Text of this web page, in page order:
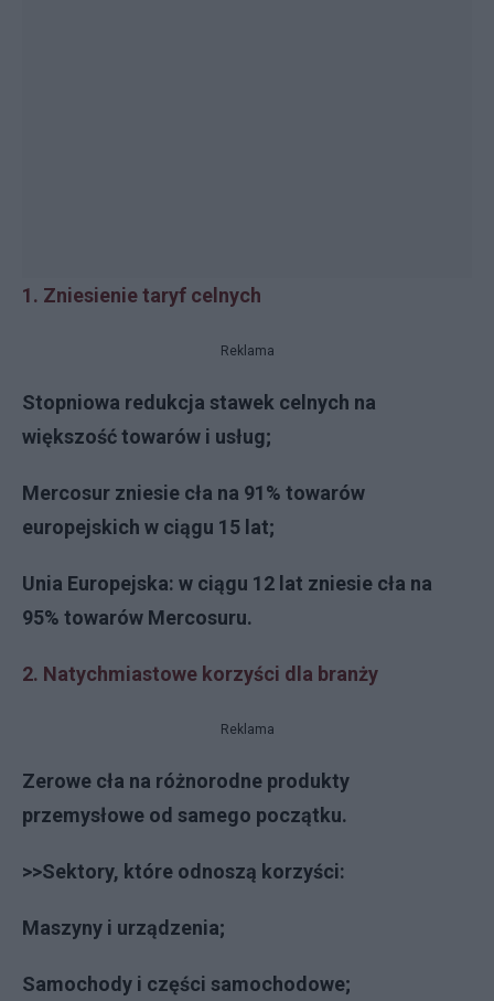
1. Zniesienie taryf celnych
Reklama
Stopniowa redukcja stawek celnych na
większość towarów i usług;
Mercosur zniesie cła na 91% towarów
europejskich w ciągu 15 lat;
Unia Europejska: w ciągu 12 lat zniesie cła na
95% towarów Mercosuru.
2. Natychmiastowe korzyści dla branży
Reklama
Zerowe cła na różnorodne produkty
przemysłowe od samego początku.
>>Sektory, które odnoszą korzyści:
Maszyny i urządzenia;
Samochody i części samochodowe;